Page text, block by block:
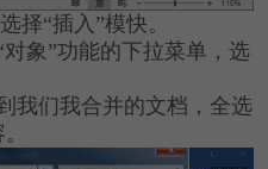
择“插入”模快。
象”功能的下拉菜单，选
我们我合并的文档，全选